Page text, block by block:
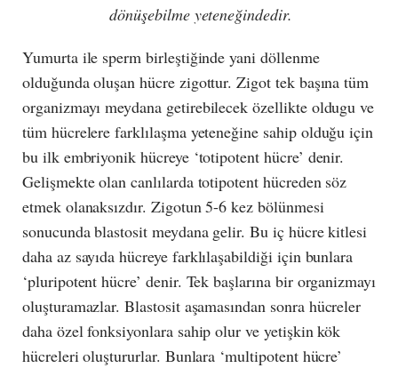
dönüşebilme yeteneğindedir.
Yumurta ile sperm birleştiğinde yani döllenme
olduğunda oluşan hücre zigottur. Zigot tek başına tüm
organizmayı meydana getirebilecek özellikte oldugu ve
tüm hücrelere farklılaşma yeteneğine sahip olduğu için
bu ilk embriyonik hücreye ‘totipotent hücre’ denir.
Gelişmekte olan canlılarda totipotent hücreden söz
etmek olanaksızdır. Zigotun 5-6 kez bölünmesi
sonucunda blastosit meydana gelir. Bu iç hücre kitlesi
daha az sayıda hücreye farklılaşabildiği için bunlara
‘pluripotent hücre’ denir. Tek başlarına bir organizmayı
oluşturamazlar. Blastosit aşamasından sonra hücreler
daha özel fonksiyonlara sahip olur ve yetişkin kök
hücreleri oluştururlar. Bunlara ‘multipotent hücre’